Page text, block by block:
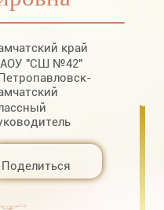
край
"СШ №42"
Поделиться